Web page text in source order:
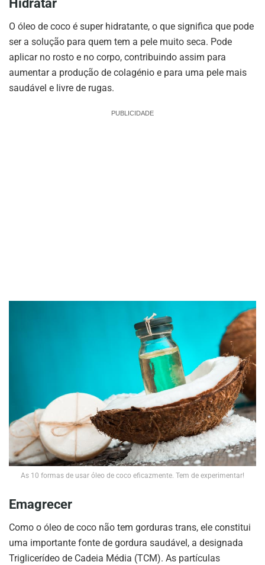
Hidratar
O óleo de coco é super hidratante, o que significa que pode
ser a solução para quem tem a pele muito seca. Pode
aplicar no rosto e no corpo, contribuindo assim para
aumentar a produção de colagénio e para uma pele mais
saudável e livre de rugas.
PUBLICIDADE
As 10 formas de usar óleo de coco eficazmente. Tem de experimentar!
Emagrecer
Como o óleo de coco não tem gorduras trans, ele constitui
uma importante fonte de gordura saudável, a designada
Triglicerídeo de Cadeia Média (TCM). As partículas